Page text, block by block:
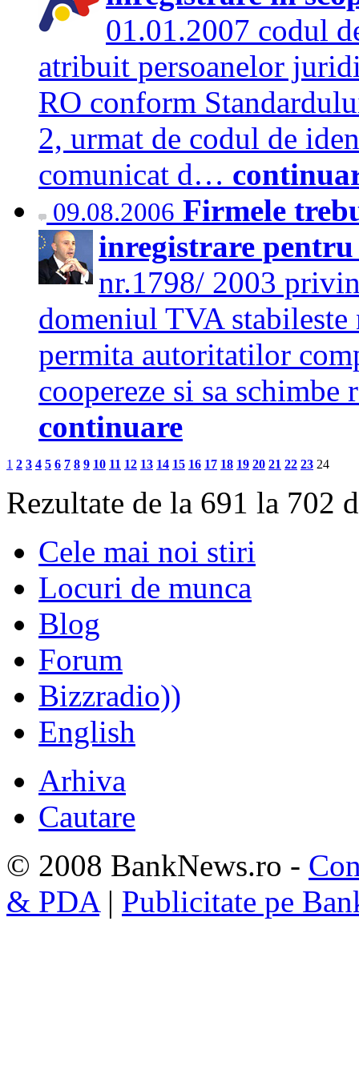
01.01.2007 codul
atribuit persoanelor
RO conform
2, urmat de codul de
comunicat d…
09.08.2006 Firmele
inregistrare
nr.1798/ 2003
domeniul TVA stabileste
permita autoritatilor
coopereze si sa
continuare
1 2 3 4 5 6 7 8 9 10 11 12 13 14 15 16 17 18 19 20 21 22 23 24
Rezultate de la 691 la 702
Cele mai noi stiri
Locuri de munca
Blog
Forum
Bizzradio))
English
Arhiva
Cautare
© 2008 BankNews.ro -
& PDA| Publicitate pe